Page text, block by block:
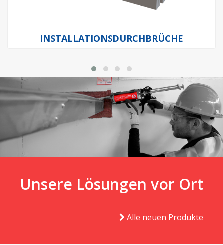
INSTALLATIONSDURCHBRÜCHE
Unsere Lösungen vor Ort
Alle neuen Produkte